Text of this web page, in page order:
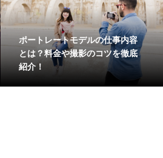
ポートレートモデルの仕事内容
とは？料金や撮影のコツを徹底
紹介！